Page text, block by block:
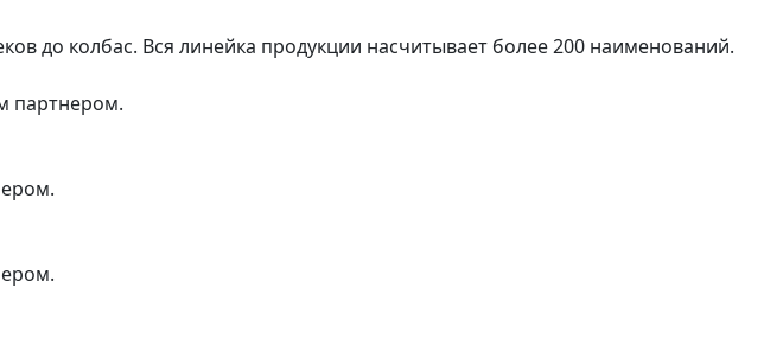
до колбас. Вся линейка продукции насчитывает более 200 наименований.
партнером.